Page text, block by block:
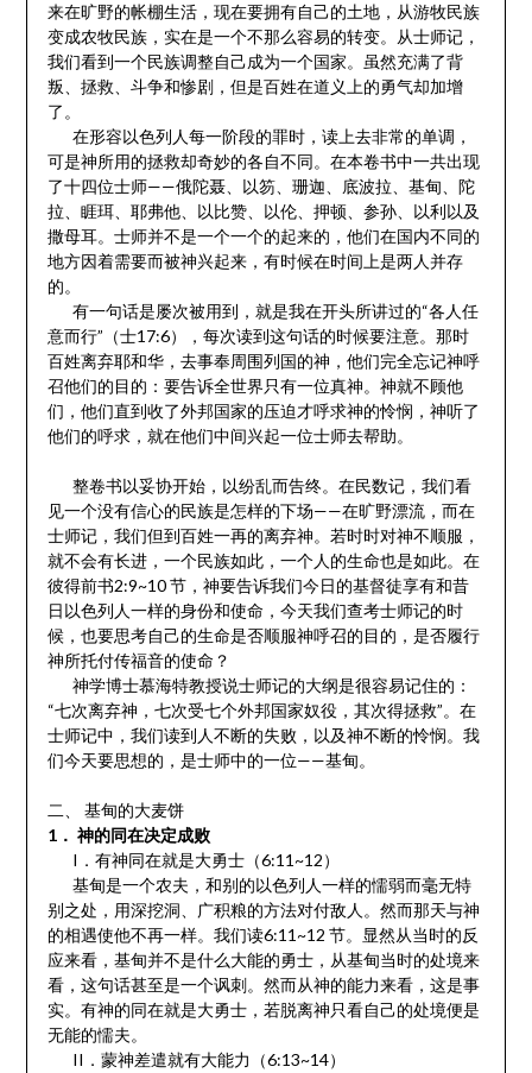
来在旷野的帐棚生活，现在要拥有自己的土地，从游牧民族
变成农牧民族，实在是一个不那么容易的转变。从士师记，
我们看到一个民族调整自己成为一个国家。虽然充满了背
叛、拯救、斗争和惨剧，但是百姓在道义上的勇气却加增
了。
在形容以色列人每一阶段的罪时，读上去非常的单调，
可是神所用的拯救却奇妙的各自不同。在本卷书中一共出现
了十四位士师——俄陀聂、以笏、珊迦、底波拉、基甸、陀
拉、睚珥、耶弗他、以比赞、以伦、押顿、参孙、以利以及
撒母耳。士师并不是一个一个的起来的，他们在国内不同的
地方因着需要而被神兴起来，有时候在时间上是两人并存
的。
有一句话是屡次被用到，就是我在开头所讲过的“各人任
意而行”（士17:6），每次读到这句话的时候要注意。那时
百姓离弃耶和华，去事奉周围列国的神，他们完全忘记神呼
召他们的目的：要告诉全世界只有一位真神。神就不顾他
们，他们直到收了外邦国家的压迫才呼求神的怜悯，神听了
他们的呼求，就在他们中间兴起一位士师去帮助。
整卷书以妥协开始，以纷乱而告终。在民数记，我们看
见一个没有信心的民族是怎样的下场——在旷野漂流，而在
士师记，我们但到百姓一再的离弃神。若时时对神不顺服，
就不会有长进，一个民族如此，一个人的生命也是如此。在
彼得前书2:9~10 节，神要告诉我们今日的基督徒享有和昔
日以色列人一样的身份和使命，今天我们查考士师记的时
候，也要思考自己的生命是否顺服神呼召的目的，是否履行
神所托付传福音的使命？
神学博士慕海特教授说士师记的大纲是很容易记住的：
“七次离弃神，七次受七个外邦国家奴役，其次得拯救”。在
士师记中，我们读到人不断的失败，以及神不断的怜悯。我
们今天要思想的，是士师中的一位——基甸。
二、 基甸的大麦饼
1． 神的同在决定成败
I．有神同在就是大勇士（6:11~12）
基甸是一个农夫，和别的以色列人一样的懦弱而毫无特
别之处，用深挖洞、广积粮的方法对付敌人。然而那天与神
的相遇使他不再一样。我们读6:11~12 节。显然从当时的反
应来看，基甸并不是什么大能的勇士，从基甸当时的处境来
看，这句话甚至是一个讽刺。然而从神的能力来看，这是事
实。有神的同在就是大勇士，若脱离神只看自己的处境便是
无能的懦夫。
II．蒙神差遣就有大能力（6:13~14）